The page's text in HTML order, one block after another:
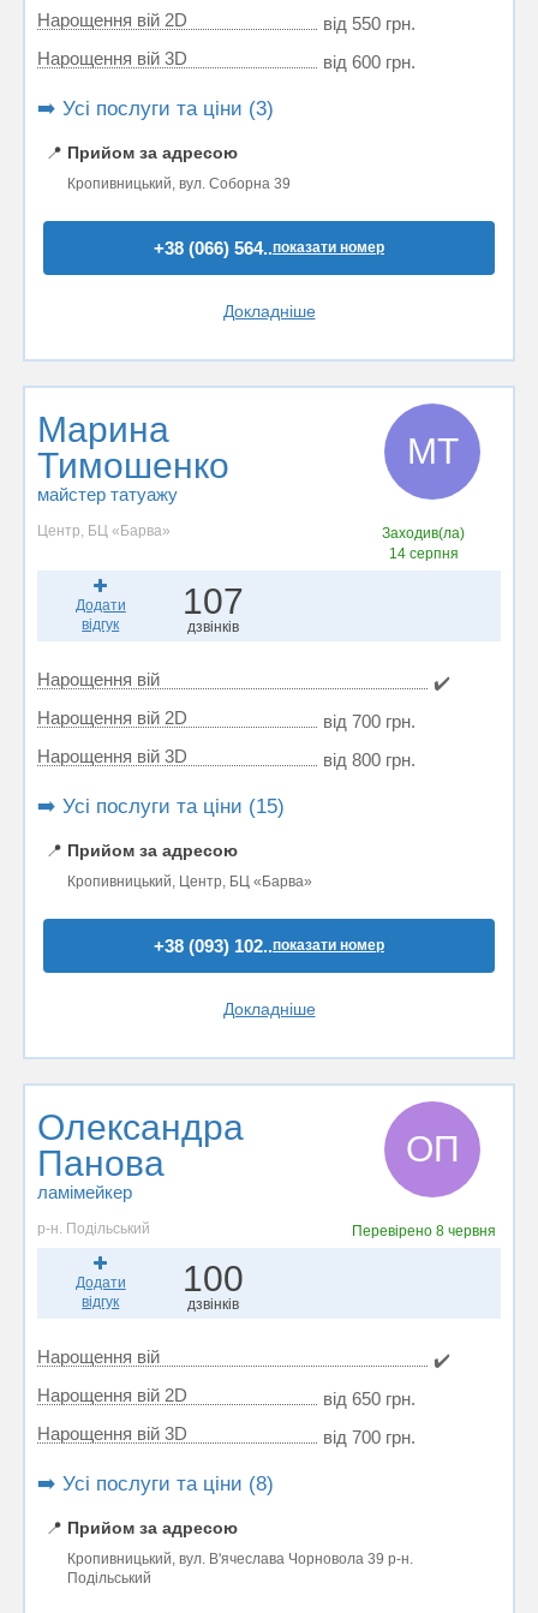
Нарощення вій 2D
від 550 грн.
Нарощення вій 3D
від 600 грн.
➡️ Усі послуги та ціни (3)
📍 Прийом за адресою
Кропивницький, вул. Соборна 39
+38 (066) 564..показати номер
Докладніше
Марина
Тимошенко
майстер татуажу
МТ
Центр, БЦ «Барва»
Заходив(ла)
14 серпня
Додати
відгук
107
дзвінків
Нарощення вій
✔️
Нарощення вій 2D
від 700 грн.
Нарощення вій 3D
від 800 грн.
➡️ Усі послуги та ціни (15)
📍 Прийом за адресою
Кропивницький, Центр, БЦ «Барва»
+38 (093) 102..показати номер
Докладніше
Олександра
Панова
ламімейкер
ОП
р-н. Подільський Перевірено 8 червня
Додати
відгук
100
дзвінків
Нарощення вій
✔️
Нарощення вій 2D
від 650 грн.
Нарощення вій 3D
від 700 грн.
➡️ Усі послуги та ціни (8)
📍 Прийом за адресою
Кропивницький, вул. В'ячеслава Чорновола 39 р-н.
Подільський